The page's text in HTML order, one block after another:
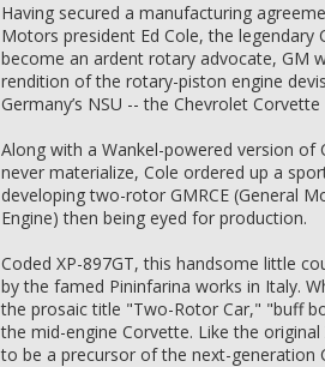
Having secured a manufacturing
Motors president Ed Cole, the legendary
become an ardent rotary advocate, GM
rendition of the rotary-piston engine
Germany’s NSU -- the Chevrolet
Along with a Wankel-powered version of
never materialize, Cole ordered up a
developing two-rotor GMRCE (General
Engine) then being eyed for production.
Coded XP-897GT, this handsome little
by the famed Pininfarina works in Italy.
the prosaic title "Two-Rotor Car," "buff
the mid-engine Corvette. Like the
to be a precursor of the next-generation